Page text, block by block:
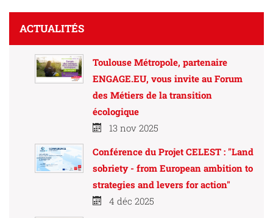
ACTUALITÉS
Toulouse Métropole, partenaire
ENGAGE.EU, vous invite au Forum
des Métiers de la transition
écologique
13 nov 2025
Conférence du Projet CELEST : "Land
sobriety - from European ambition to
strategies and levers for action"
4 déc 2025